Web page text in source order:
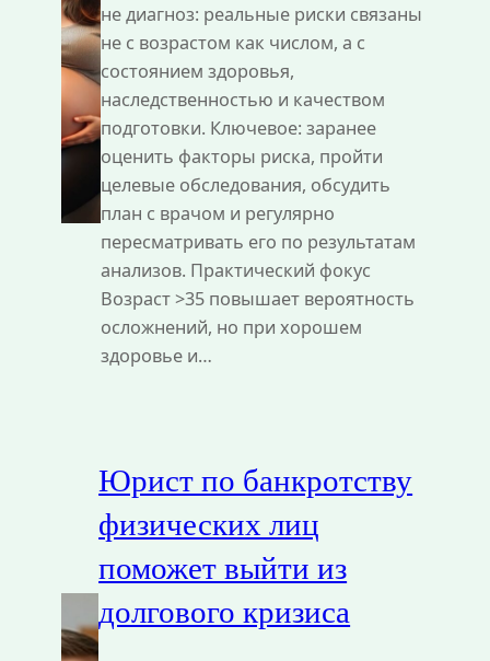
не диагноз: реальные риски связаны
не с возрастом как числом, а с
состоянием здоровья,
наследственностью и качеством
подготовки. Ключевое: заранее
оценить факторы риска, пройти
целевые обследования, обсудить
план с врачом и регулярно
пересматривать его по результатам
анализов. Практический фокус
Возраст >35 повышает вероятность
осложнений, но при хорошем
здоровье и…
Юрист по банкротству
физических лиц
поможет выйти из
долгового кризиса